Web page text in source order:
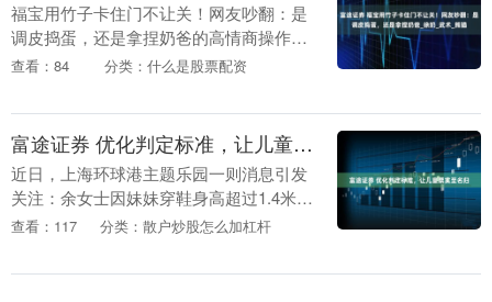
福宝用竹子卡住门不让关！网友吵翻：是
调皮捣蛋，还是拿捏奶爸的高情商操作？
7月15日这天，福宝在内舍加餐时秀了一
准备关门。结....
查看：84 分类：什么是股票配资
富途证券 优化判定标准，让儿童票实至名归
近日，上海环球港主题乐园一则消息引发
关注：余女士因妹妹穿鞋身高超过1.4米，
被认定不满足儿童票购买条件，而余女士
生优惠票。....
查看：117 分类：散户炒股怎么加杠杆